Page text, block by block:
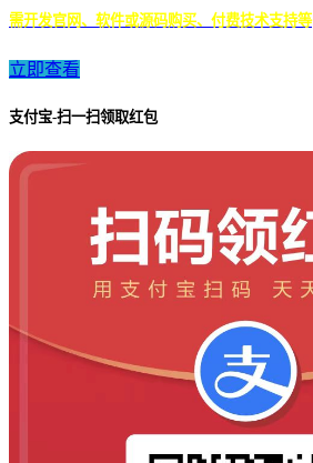
需开发官网、软件或源码购买、付费技术支持等
立即查看
支付宝-扫一扫领取红包